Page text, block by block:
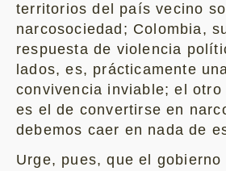
territorios del país vecino
narcosociedad; Colombia,
respuesta de violencia
lados, es, prácticamente
convivencia inviable; el
es el de convertirse en
debemos caer en nada de
Urge, pues, que el